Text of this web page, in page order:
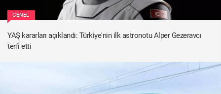
GENEL
YAŞ kararları açıklandı: Türkiye'nin ilk astronotu Alper Gezeravcı
terfi etti